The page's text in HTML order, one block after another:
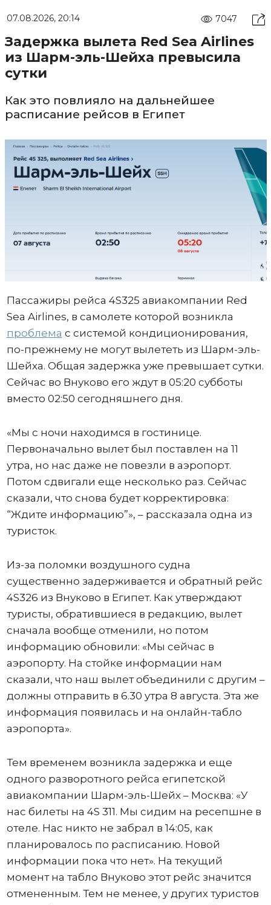
07.08.2026, 20:14 7047
Задержка вылета Red Sea Airlines
из Шарм-эль-Шейха превысила
сутки
Как это повлияло на дальнейшее
расписание рейсов в Египет
Пассажиры рейса 4S325 авиакомпании Red
Sea Airlines, в самолете которой возникла
проблема с системой кондиционирования,
по-прежнему не могут вылететь из Шарм-эль-
Шейха. Общая задержка уже превышает сутки.
Сейчас во Внуково его ждут в 05:20 субботы
вместо 02:50 сегодняшнего дня.
«Мы с ночи находимся в гостинице.
Первоначально вылет был поставлен на 11
утра, но нас даже не повезли в аэропорт.
Потом сдвигали еще несколько раз. Сейчас
сказали, что снова будет корректировка:
“Ждите информацию”», – рассказала одна из
туристок.
Из-за поломки воздушного судна
существенно задерживается и обратный рейс
4S326 из Внуково в Египет. Как утверждают
туристы, обратившиеся в редакцию, вылет
сначала вообще отменили, но потом
информацию обновили: «Мы сейчас в
аэропорту. На стойке информации нам
сказали, что наш вылет объединили с другим –
должны отправить в 6.30 утра 8 августа. Эта же
информация появилась и на онлайн-табло
аэропорта».
Тем временем возникла задержка и еще
одного разворотного рейса египетской
авиакомпании Шарм-эль-Шейх – Москва: «У
нас билеты на 4S 311. Мы сидим на ресепшне в
отеле. Нас никто не забрал в 14:05, как
планировалось по расписанию. Новой
информации пока что нет». На текущий
момент на табло Внуково этот рейс значится
отмененным. Тем не менее, у других туристов